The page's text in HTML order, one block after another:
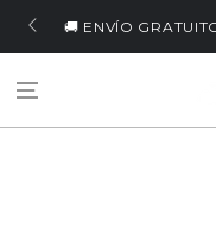
CONTENIDO
🏷️
A 25€